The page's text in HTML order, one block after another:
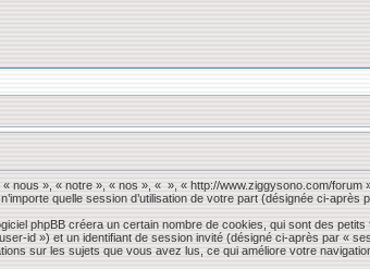
», « notre », « nos », « », « http://www.ziggysono.com/
quelle session d’utilisation de votre part (désignée ci-après
phpBB créera un certain nombre de cookies, qui sont des
id ») et un identifiant de session invité (désigné ci-après par «
sur les sujets que vous avez lus, ce qui améliore votre